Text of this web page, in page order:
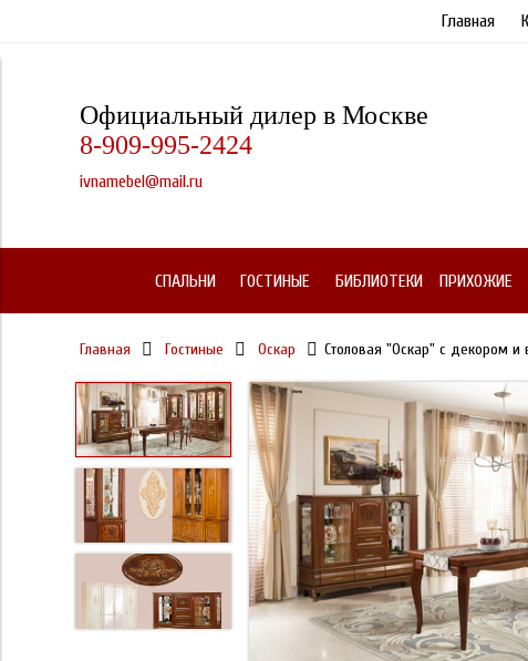
Главная
Официальный дилер в Москве
8-909-995-2424
ivnamebel@mail.ru
СПАЛЬНИ ГОСТИНЫЕ БИБЛИОТЕКИ ПРИХОЖИЕ
Главная Гостиные Оскар Столовая "Оскар" с декором и